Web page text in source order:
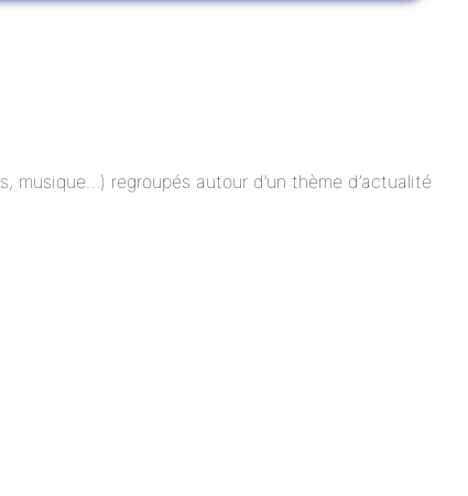
musique…) regroupés autour d’un thème d’actualité